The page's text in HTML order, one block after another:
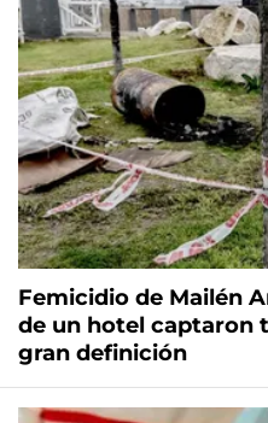
Femicidio de Mailén
de un hotel captaron
gran definición